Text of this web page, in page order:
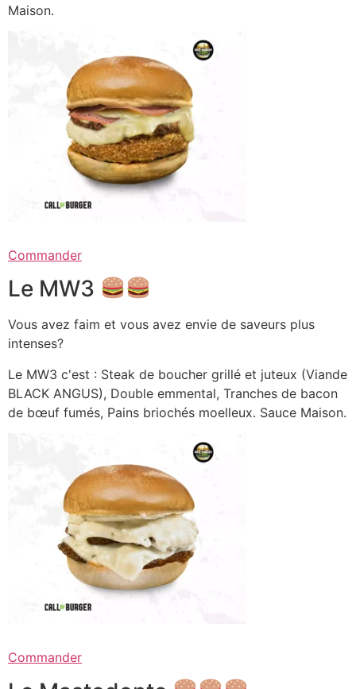
Maison.
Commander
Le MW3
Vous avez faim et vous avez envie de saveurs plus
intenses?
Le MW3 c'est : Steak de boucher grillé et juteux (Viande
BLACK ANGUS), Double emmental, Tranches de bacon
de bœuf fumés, Pains briochés moelleux. Sauce Maison.
Commander